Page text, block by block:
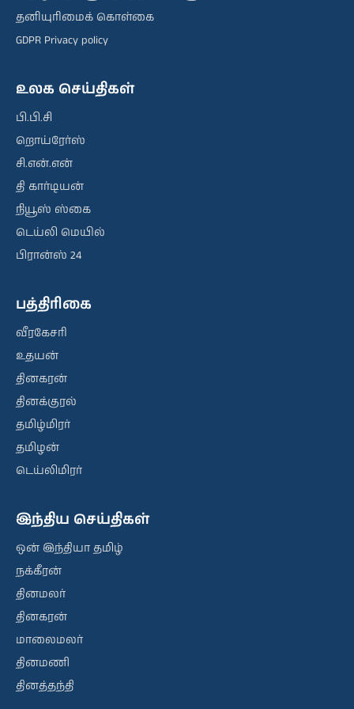
தனியுரிமைக் கொள்கை
GDPR Privacy policy
உலக செய்திகள்
பி.பி.சி
றொய்ரேர்ஸ்
சி.என்.என்
தி கார்டியன்
நியூஸ் ஸ்கை
டெய்லி மெயில்
பிரான்ஸ் 24
பத்திரிகை
வீரகேசரி
உதயன்
தினகரன்
தினக்குரல்
தமிழ்மிரர்
தமிழன்
டெய்லிமிரர்
இந்திய செய்திகள்
ஒன் இந்தியா தமிழ்
நக்கீரன்
தினமலர்
தினகரன்
மாலைமலர்
தினமணி
தினத்தந்தி